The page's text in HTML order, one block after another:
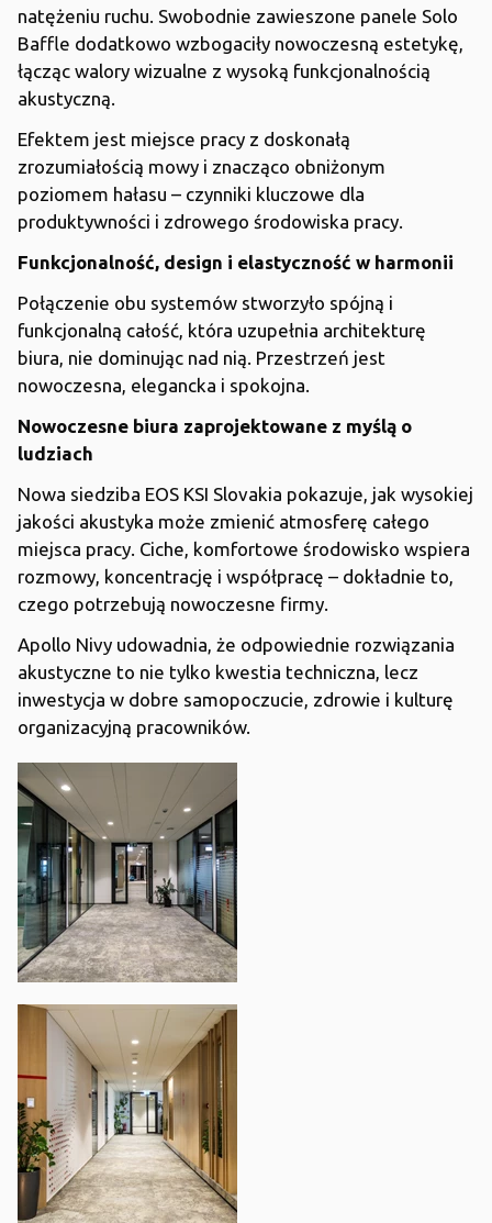
natężeniu ruchu. Swobodnie zawieszone panele Solo
Baffle dodatkowo wzbogaciły nowoczesną estetykę,
łącząc walory wizualne z wysoką funkcjonalnością
akustyczną.
Efektem jest miejsce pracy z doskonałą
zrozumiałością mowy i znacząco obniżonym
poziomem hałasu – czynniki kluczowe dla
produktywności i zdrowego środowiska pracy.
Funkcjonalność, design i elastyczność w harmonii
Połączenie obu systemów stworzyło spójną i
funkcjonalną całość, która uzupełnia architekturę
biura, nie dominując nad nią. Przestrzeń jest
nowoczesna, elegancka i spokojna.
Nowoczesne biura zaprojektowane z myślą o
ludziach
Nowa siedziba EOS KSI Slovakia pokazuje, jak wysokiej
jakości akustyka może zmienić atmosferę całego
miejsca pracy. Ciche, komfortowe środowisko wspiera
rozmowy, koncentrację i współpracę – dokładnie to,
czego potrzebują nowoczesne firmy.
Apollo Nivy udowadnia, że odpowiednie rozwiązania
akustyczne to nie tylko kwestia techniczna, lecz
inwestycja w dobre samopoczucie, zdrowie i kulturę
organizacyjną pracowników.